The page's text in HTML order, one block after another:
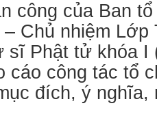
công của Ban
Chủ nhiệm Lớp
sĩ Phật tử khóa I
cáo công tác tổ
đích, ý nghĩa,